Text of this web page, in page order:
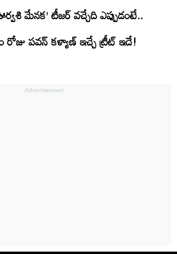
మేనక’ టీజర్ వచ్చేది ఎప్పుడంటే..
రోజు పవన్ కళ్యాణ్ ఇచ్చే ట్రీట్ ఇదే!